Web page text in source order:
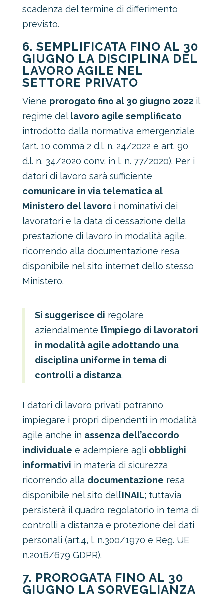
scadenza del termine di differimento
previsto.
6. SEMPLIFICATA FINO AL 30
GIUGNO LA DISCIPLINA DEL
LAVORO AGILE NEL
SETTORE PRIVATO
Viene prorogato fino al 30 giugno 2022il
regime del lavoro agile semplificato
introdotto dalla normativa emergenziale
(art. 10 comma 2 d.l. n. 24/2022 e art. 90
d.l. n. 34/2020 conv. in l. n. 77/2020). Per i
datori di lavoro sarà sufficiente
comunicare in via telematica al
Ministero del lavoro i nominativi dei
lavoratori e la data di cessazione della
prestazione di lavoro in modalità agile,
ricorrendo alla documentazione resa
disponibile nel sito internet dello stesso
Ministero.
Si suggerisce di regolare
aziendalmente l’impiego di lavoratori
in modalità agile adottando una
disciplina uniforme in tema di
controlli a distanza.
I datori di lavoro privati potranno
impiegare i propri dipendenti in modalità
agile anche in assenza dell’accordo
individuale e adempiere agli obblighi
informativi in materia di sicurezza
ricorrendo alla documentazione resa
disponibile nel sito dell’INAIL; tuttavia
persisterà il quadro regolatorio in tema di
controlli a distanza e protezione dei dati
personali (art.4, l. n.300/1970 e Reg. UE
n.2016/679 GDPR).
7. PROROGATA FINO AL 30
GIUGNO LA SORVEGLIANZA